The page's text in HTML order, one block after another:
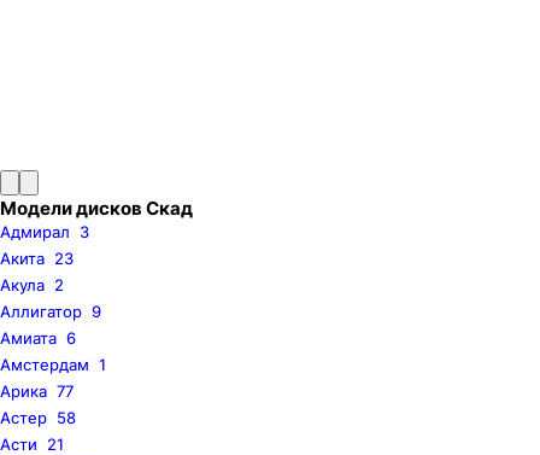
Модели дисков Скад
Адмирал
3
Акита 23
Акула 2
Аллигатор 9
Амиата 6
Амстердам 1
Арика 77
Астер 58
Асти
21